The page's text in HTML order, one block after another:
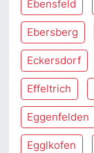
Ebensfeld
Ebersberg
Eckersdorf
Effeltrich
Eggenfelden
Egglkofen